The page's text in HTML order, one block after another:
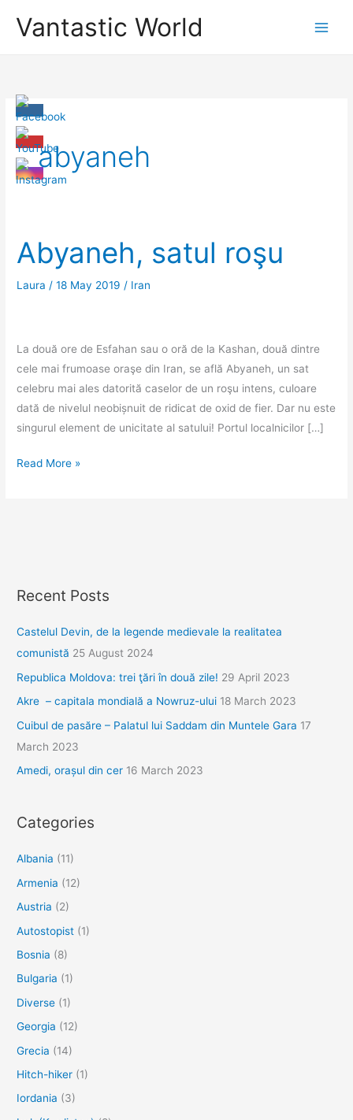
Vantastic World
abyaneh
Abyaneh, satul roşu
Laura /18 May 2019 / Iran
La două ore de Esfahan sau o oră de la Kashan, două dintre
cele mai frumoase oraşe din Iran, se află Abyaneh, un sat
celebru mai ales datorită caselor de un roşu intens, culoare
dată de nivelul neobișnuit de ridicat de oxid de fier. Dar nu este
singurul element de unicitate al satului! Portul localnicilor […]
Abyaneh,
Read More »
Recent Posts
Castelul Devin, de la legende medievale la realitatea
comunistă 25 August 2024
Republica Moldova: trei ţări în două zile! 29 April 2023
Akre – capitala mondială a Nowruz-ului 18 March 2023
Cuibul de pasăre – Palatul lui Saddam din Muntele Gara 17
March 2023
Amedi, orașul din cer 16 March 2023
Categories
Albania (11)
Armenia (12)
Austria (2)
Autostopist (1)
Bosnia (8)
Bulgaria (1)
Diverse (1)
Georgia (12)
Grecia (14)
Hitch-hiker (1)
Iordania (3)